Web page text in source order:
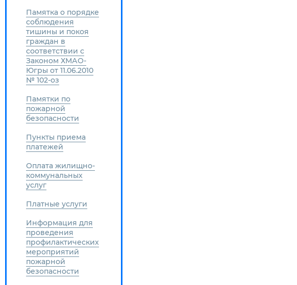
Памятка о порядке
соблюдения
тишины и покоя
граждан в
соответствии с
Законом ХМАО-
Югры от 11.06.2010
№ 102-оз
Памятки по
пожарной
безопасности
Пункты приема
платежей
Оплата жилищно-
коммунальных
услуг
Платные услуги
Информация для
проведения
профилактических
мероприятий
пожарной
безопасности